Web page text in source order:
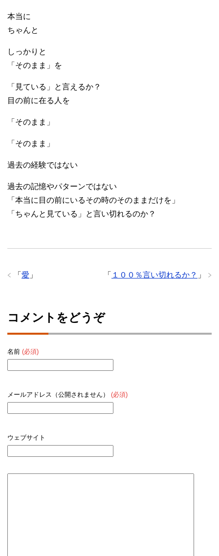
本当に
ちゃんと
しっかりと
「そのまま」を
「見ている」と言えるか？
目の前に在る人を
「そのまま」
「そのまま」
過去の経験ではない
過去の記憶やパターンではない
「本当に目の前にいるその時のそのままだけを」
「ちゃんと見ている」と言い切れるのか？
「 １００％言い切れるか？ 」
「 愛 」
コメントをどうぞ
名前 (必須)
メールアドレス（公開されません） (必須)
ウェブサイト